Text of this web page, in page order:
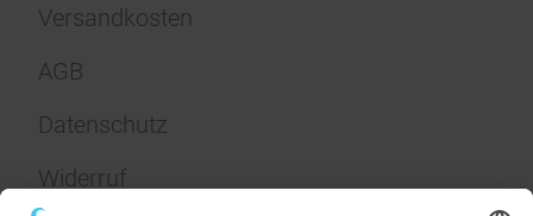
Versandkosten
AGB
Datenschutz
Widerruf